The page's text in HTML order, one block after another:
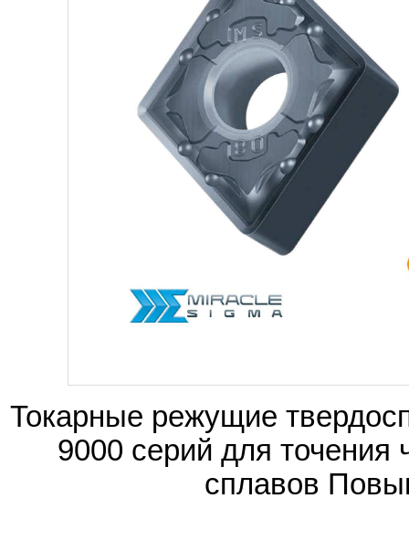
Токарные режущие
9000 серий для точения
сплавов